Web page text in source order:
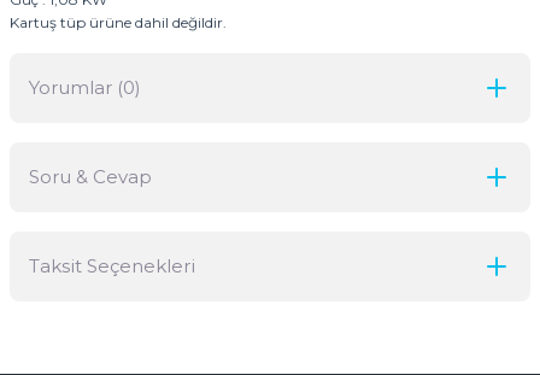
Kartuş tüp ürüne dahil değildir.
Yorumlar (0)
Soru & Cevap
Taksit Seçenekleri